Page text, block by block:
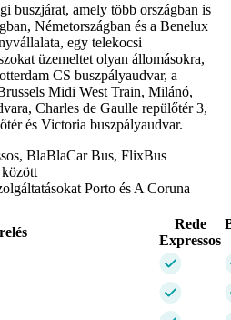
buszjárat, amely több országban is
Németországban és a Benelux
egy telekocsi
üzemeltet olyan állomásokra,
CS buszpályaudvar, a
Midi West Train, Milánó,
Charles de Gaulle repülőtér 3,
és Victoria buszpályaudvar.
BlaBlaCar Bus, FlixBus
Porto és A Coruna
Rede
Expressos